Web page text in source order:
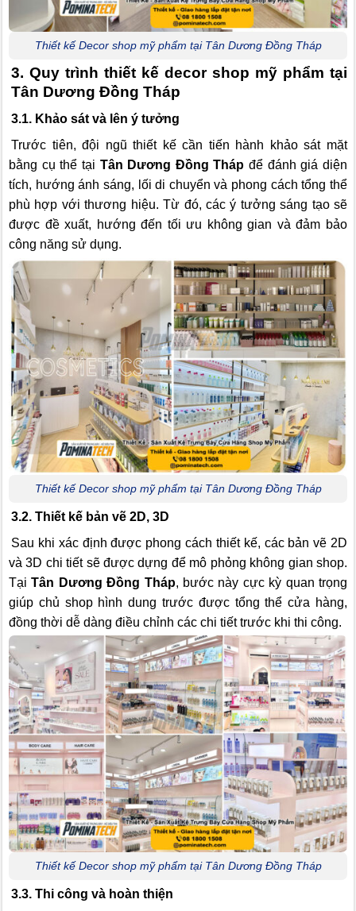
Thiết kế Decor shop mỹ phẩm tại Tân Dương Đồng Tháp
3. Quy trình thiết kế decor shop mỹ phẩm tại
Tân Dương Đồng Tháp
3.1. Khảo sát và lên ý tưởng
Trước tiên, đội ngũ thiết kế cần tiến hành khảo sát mặt
bằng cụ thể tại Tân Dương Đồng Tháp để đánh giá diện
tích, hướng ánh sáng, lối di chuyển và phong cách tổng thể
phù hợp với thương hiệu. Từ đó, các ý tưởng sáng tạo sẽ
được đề xuất, hướng đến tối ưu không gian và đảm bảo
công năng sử dụng.
Thiết kế Decor shop mỹ phẩm tại Tân Dương Đồng Tháp
3.2. Thiết kế bản vẽ 2D, 3D
Sau khi xác định được phong cách thiết kế, các bản vẽ 2D
và 3D chi tiết sẽ được dựng để mô phỏng không gian shop.
TạiTân Dương Đồng Tháp, bước này cực kỳ quan trọng
giúp chủ shop hình dung trước được tổng thể cửa hàng,
đồng thời dễ dàng điều chỉnh các chi tiết trước khi thi công.
Thiết kế Decor shop mỹ phẩm tại Tân Dương Đồng Tháp
3.3. Thi công và hoàn thiện